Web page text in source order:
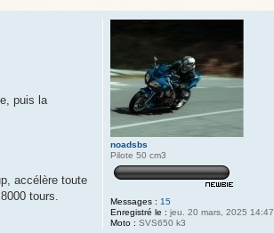
noadsbs
Pilote 50 cm3
Messages : 15
Enregistré le : jeu. 20 mars, 2025 14:47
Moto : SVS650 k3
puis la
accélère toute
tours.